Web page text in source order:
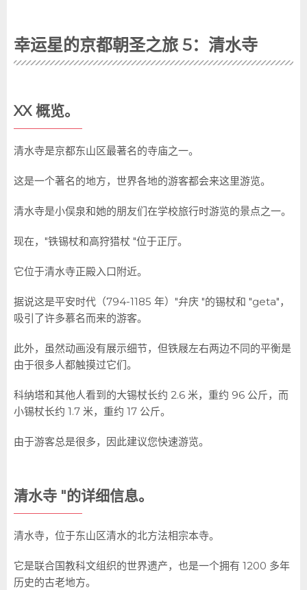
幸运星的京都朝圣之旅 5：清水寺
XX 概览。
清水寺是京都东山区最著名的寺庙之一。
这是一个著名的地方，世界各地的游客都会来这里游览。
清水寺是小俣泉和她的朋友们在学校旅行时游览的景点之一。
现在，"铁锡杖和高狩猎杖 "位于正厅。
它位于清水寺正殿入口附近。
据说这是平安时代（794-1185 年）"弁庆 "的锡杖和 "geta"，
吸引了许多慕名而来的游客。
此外，虽然动画没有展示细节，但铁屐左右两边不同的平衡是
由于很多人都触摸过它们。
科纳塔和其他人看到的大锡杖长约 2.6 米，重约 96 公斤，而
小锡杖长约 1.7 米，重约 17 公斤。
由于游客总是很多，因此建议您快速游览。
清水寺 "的详细信息。
清水寺，位于东山区清水的北方法相宗本寺。
它是联合国教科文组织的世界遗产，也是一个拥有 1200 多年
历史的古老地方。